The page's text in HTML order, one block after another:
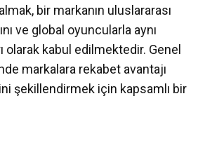
bir markanın uluslararası
ve global oyuncularla aynı
olarak kabul edilmektedir. Genel
markalara rekabet avantajı
şekillendirmek için kapsamlı bir